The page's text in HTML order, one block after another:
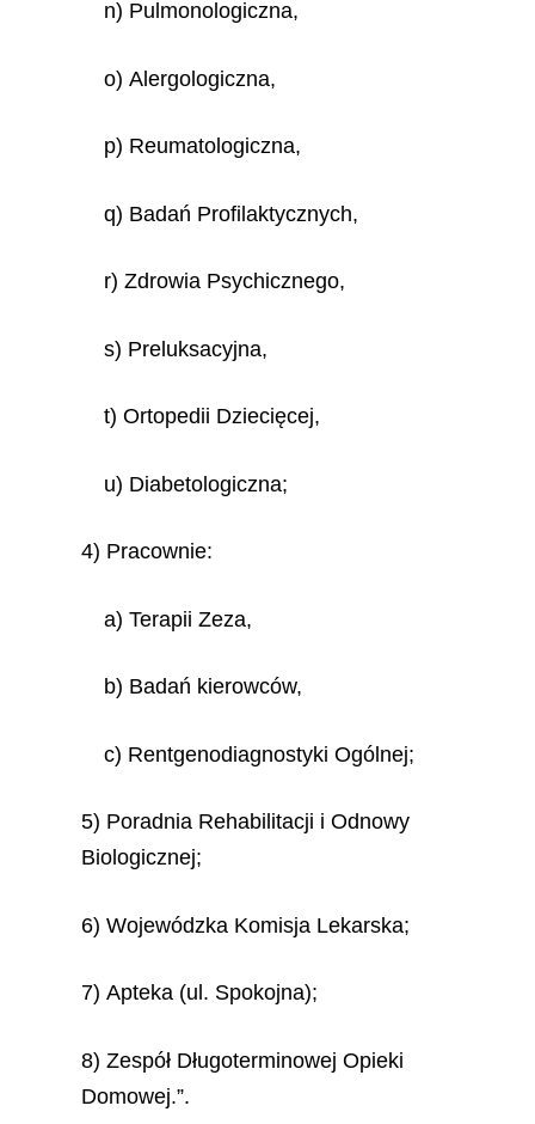
n) Pulmonologiczna,
o) Alergologiczna,
p) Reumatologiczna,
q) Badań Profilaktycznych,
r) Zdrowia Psychicznego,
s) Preluksacyjna,
t) Ortopedii Dziecięcej,
u) Diabetologiczna;
4) Pracownie:
a) Terapii Zeza,
b) Badań kierowców,
c) Rentgenodiagnostyki Ogólnej;
5) Poradnia Rehabilitacji i Odnowy
Biologicznej;
6) Wojewódzka Komisja Lekarska;
7) Apteka (ul. Spokojna);
8) Zespół Długoterminowej Opieki
Domowej.”.